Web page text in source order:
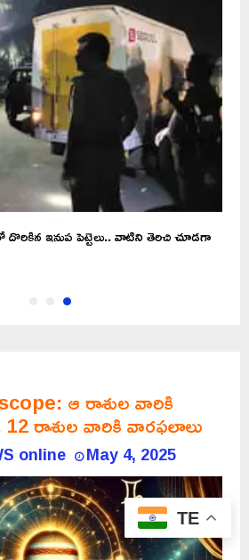
ఇనుప పెట్టెలు.. వాటిని తెరిచి చూడగా
ఆ రాశుల వారికి
12 రాశుల వారికి వారఫలాలు
online May 4, 2025
TE